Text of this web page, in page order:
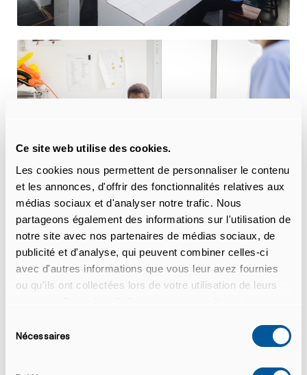
Ce site web utilise des cookies.
Les cookies nous permettent de personnaliser le contenu
et les annonces, d'offrir des fonctionnalités relatives aux
médias sociaux et d'analyser notre trafic. Nous
partageons également des informations sur l'utilisation de
notre site avec nos partenaires de médias sociaux, de
publicité et d'analyse, qui peuvent combiner celles-ci
avec d'autres informations que vous leur avez fournies
ou qu'ils ont collectées lors de votre utilisation de leurs
duNécessaires
Statistiques (Source: OMS)
60 à 80% des enfants en âge scolaire
l’augmentation du taux de caries.